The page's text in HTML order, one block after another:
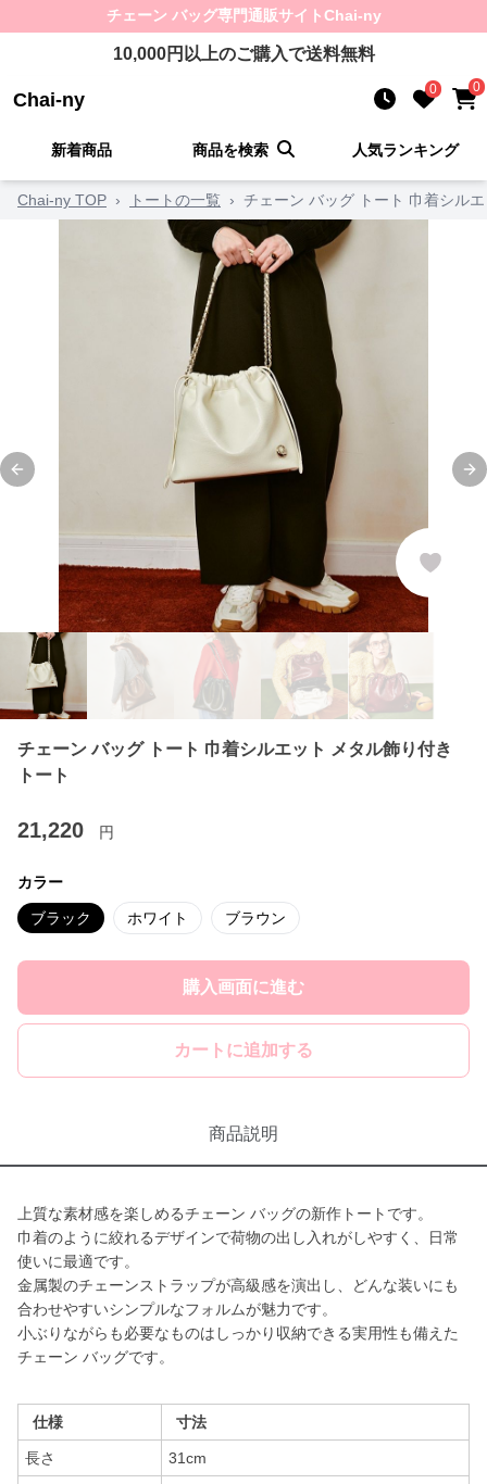
チェーン バッグ専門通販サイトChai-ny
10,000円以上のご購入で送料無料
Chai-ny 0 0
新着商品 商品を検索 人気ランキング
Chai-ny TOP › トートの一覧 › チェーン バッグ トート 巾着シル
Previous slide
チェーン バッグ トート 巾着シルエット メタル飾り付き
トート
21,220 円
カラー
ブラック ホワイト ブラウン
購入画面に進む
カートに追加する
商品説明
上質な素材感を楽しめるチェーン バッグの新作トートです。
巾着のように絞れるデザインで荷物の出し入れがしやすく、日常
使いに最適です。
金属製のチェーンストラップが高級感を演出し、どんな装いにも
合わせやすいシンプルなフォルムが魅力です。
小ぶりながらも必要なものはしっかり収納できる実用性も備えた
チェーン バッグです。
仕様 寸法
長さ 31cm